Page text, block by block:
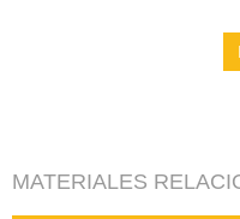
MATERIALES